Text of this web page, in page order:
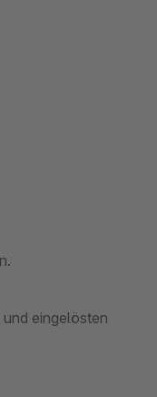
eingelösten